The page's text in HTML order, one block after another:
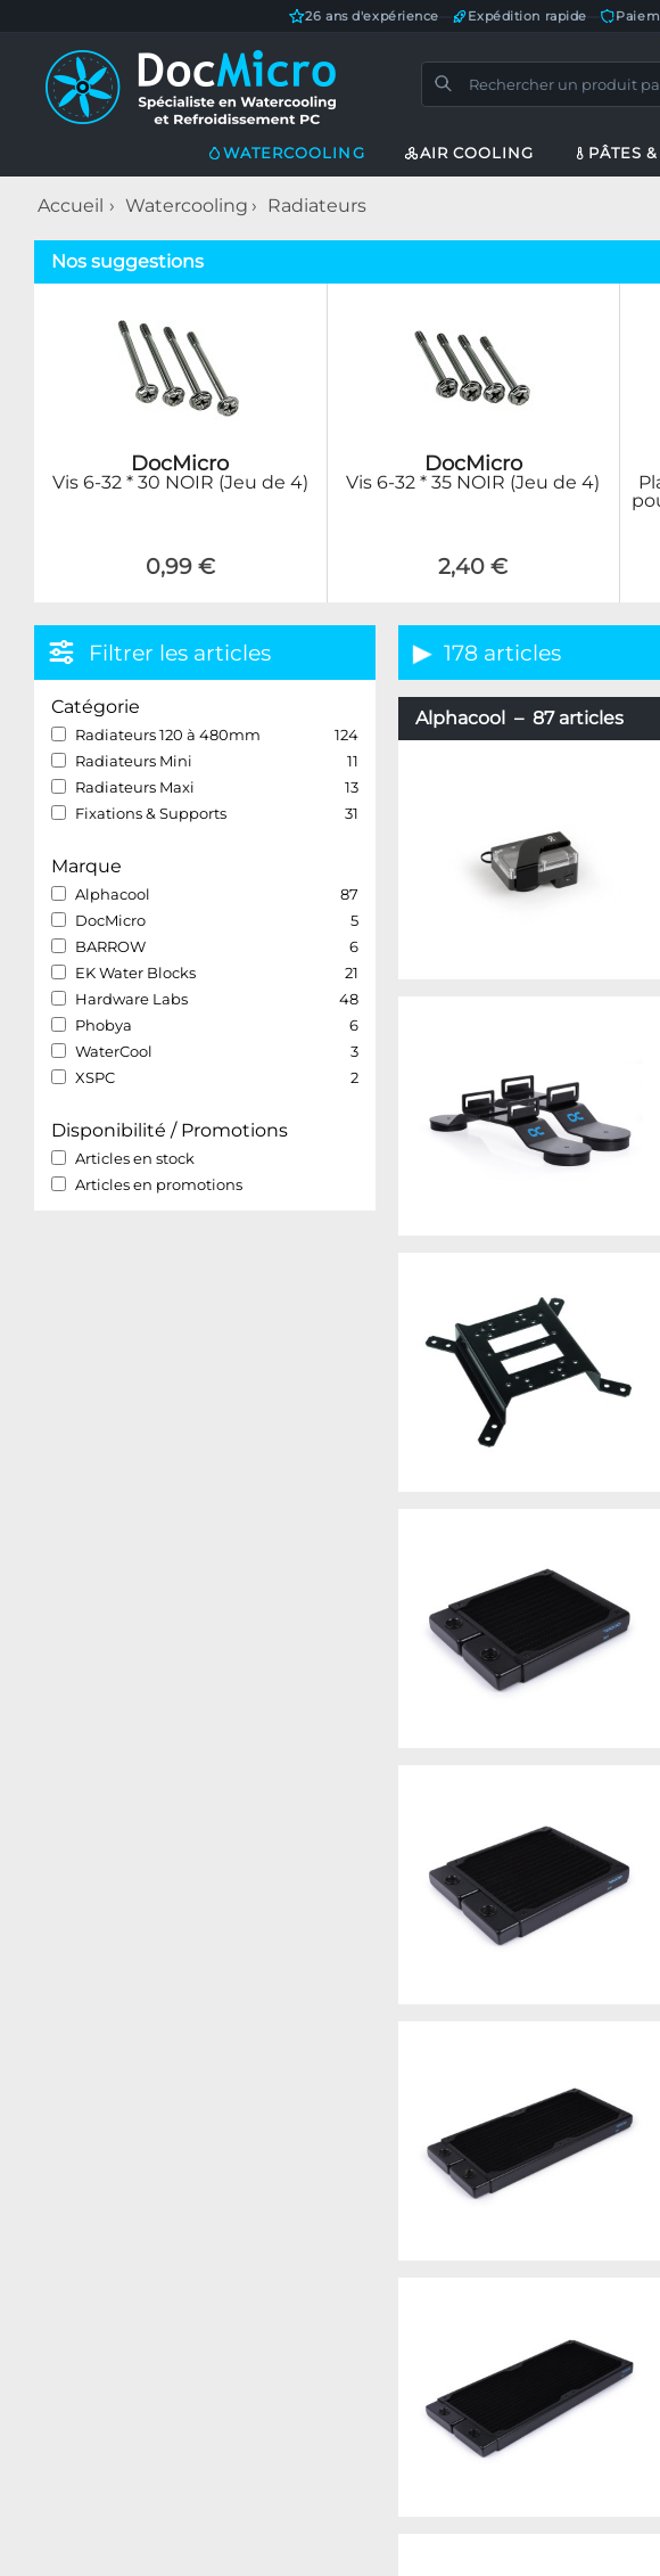
26 ans d'expérience Expédition rapide
WATERCOOLING AIR COOLING PÂTES
Accueil Watercooling Radiateurs
Nos suggestions
DocMicro
Vis 6-32 * 30 NOIR (Jeu de 4)
0,99 €
DocMicro
Vis 6-32 * 35 NOIR (Jeu de 4)
2,40 €
Filtrer les articles
Catégorie
Radiateurs 120 à 480mm
124
Radiateurs Mini
11
Radiateurs Maxi
13
Fixations & Supports
31
Marque
Alphacool
87
DocMicro
5
BARROW
6
EK Water Blocks
21
Hardware Labs
48
Phobya
6
WaterCool
3
XSPC
2
Disponibilité / Promotions
Articles en stock
Articles en promotions
178 articles
Alphacool – 87 articles